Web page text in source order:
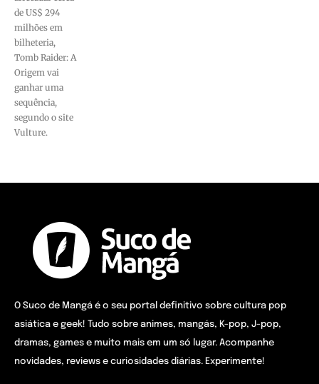
de US$ 294
milhões em
bilheteria,
Tomb Raider: A
Origem vai
ganhar uma
sequência,
segundo o site
Vulture.
O Suco de Mangá é o seu portal definitivo sobre cultura pop
asiática e geek! Tudo sobre animes, mangás, K-pop, J-pop,
dramas, games e muito mais em um só lugar. Acompanhe
novidades, reviews e curiosidades diárias. Experimente!